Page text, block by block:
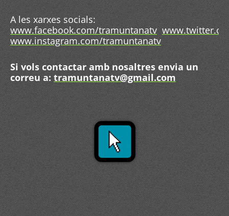
A les xarxes socials:
www.facebook.com/tramuntanatv
www.instagram.com/tramuntanatv
Si vols contactar amb nosaltres envia un
correu a: tramuntanatv@gmail.com